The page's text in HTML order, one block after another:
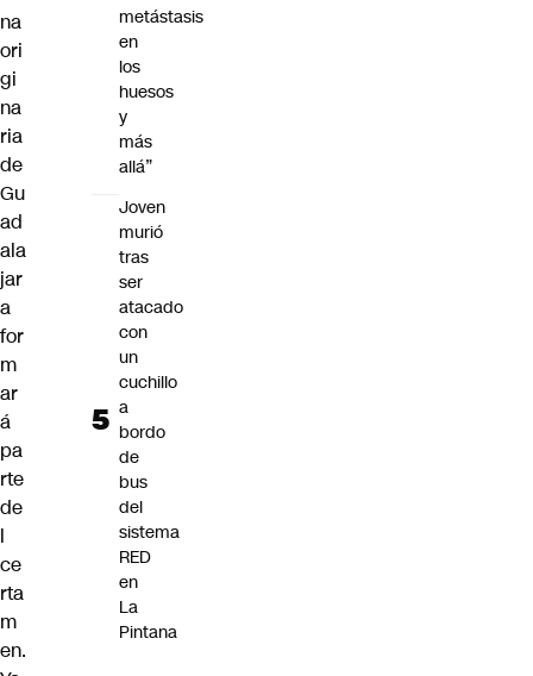
na
ori
gi
na
ria
de
Gu
ad
ala
jar
a
for
m
ar
á
pa
rte
de
l
ce
rta
m
en.
metástasis
en
los
huesos
y
más
allá”
Joven
murió
tras
ser
atacado
con
un
cuchillo
a
bordo
de
bus
del
sistema
RED
en
La
Pintana